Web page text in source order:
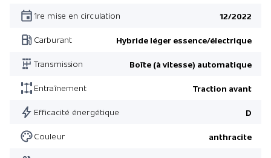
1re mise en circulation 12/2022
Carburant Hybride léger essence/électrique
Transmission Boîte (à vitesse) automatique
Entraînement Traction avant
Efficacité énergétique D
Couleur anthracite